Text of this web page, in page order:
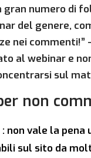
gran numero di
del genere,
nei commenti!”
al webinar e
sul
non
: non vale la
sul sito da